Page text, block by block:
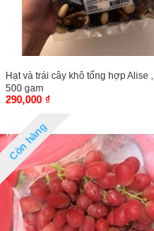
Hạt và trái cây khô tổng hợp Alise ,
500 gam
290,000 ₫
Còn hàng